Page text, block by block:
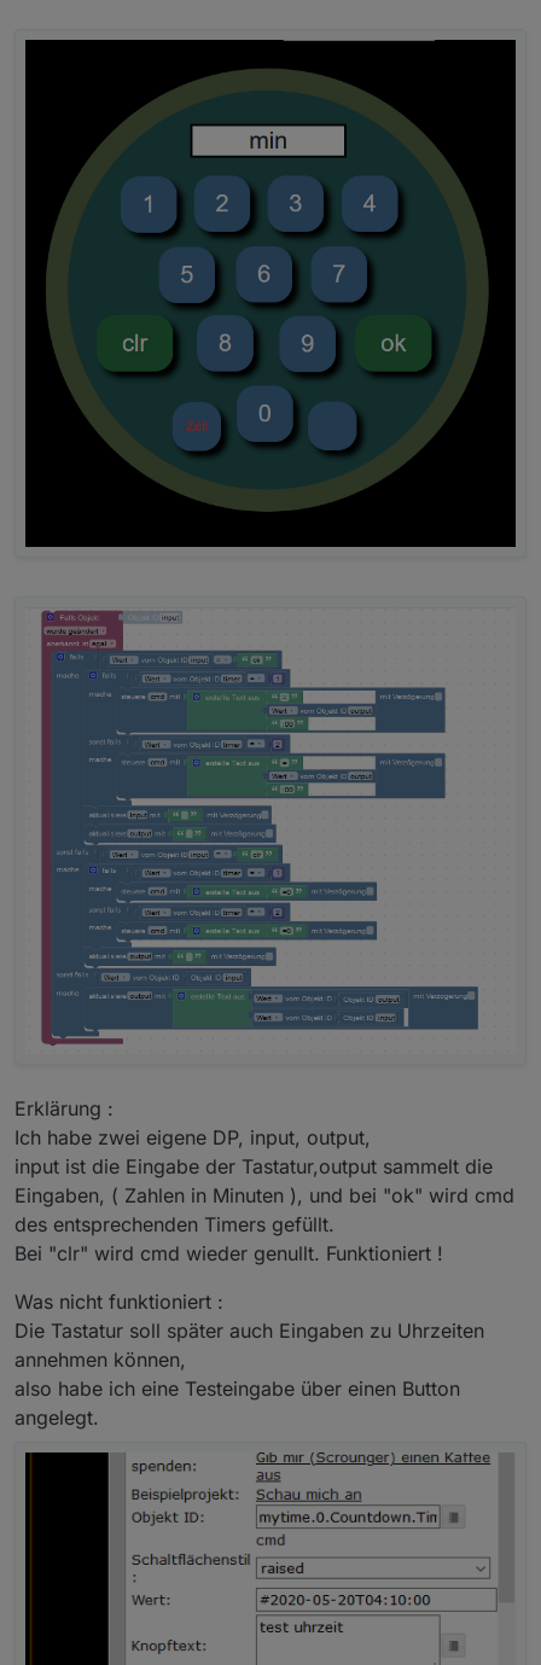
Erklärung :
Ich habe zwei eigene DP, input, output,
input ist die Eingabe der Tastatur,output sammelt die
Eingaben, ( Zahlen in Minuten ), und bei "ok" wird cmd
des entsprechenden Timers gefüllt.
Bei "clr" wird cmd wieder genullt. Funktioniert !
Was nicht funktioniert :
Die Tastatur soll später auch Eingaben zu Uhrzeiten
annehmen können,
also habe ich eine Testeingabe über einen Button
angelegt.